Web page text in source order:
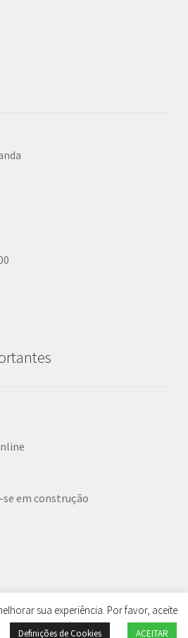
em construção
sua experiência. Por favor, aceite
Definições de Cookies ACEITAR